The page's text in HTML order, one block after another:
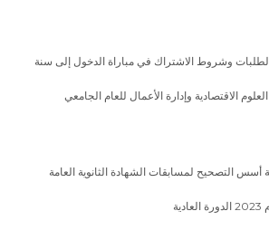
الطلبات وشروط الاشتراك في مباراة الدخول إلى سنة
الاقتصادية وإدارة الأعمال للعام الجامعي
أسس التصحيح لمسابقات الشهادة الثانوية العامة